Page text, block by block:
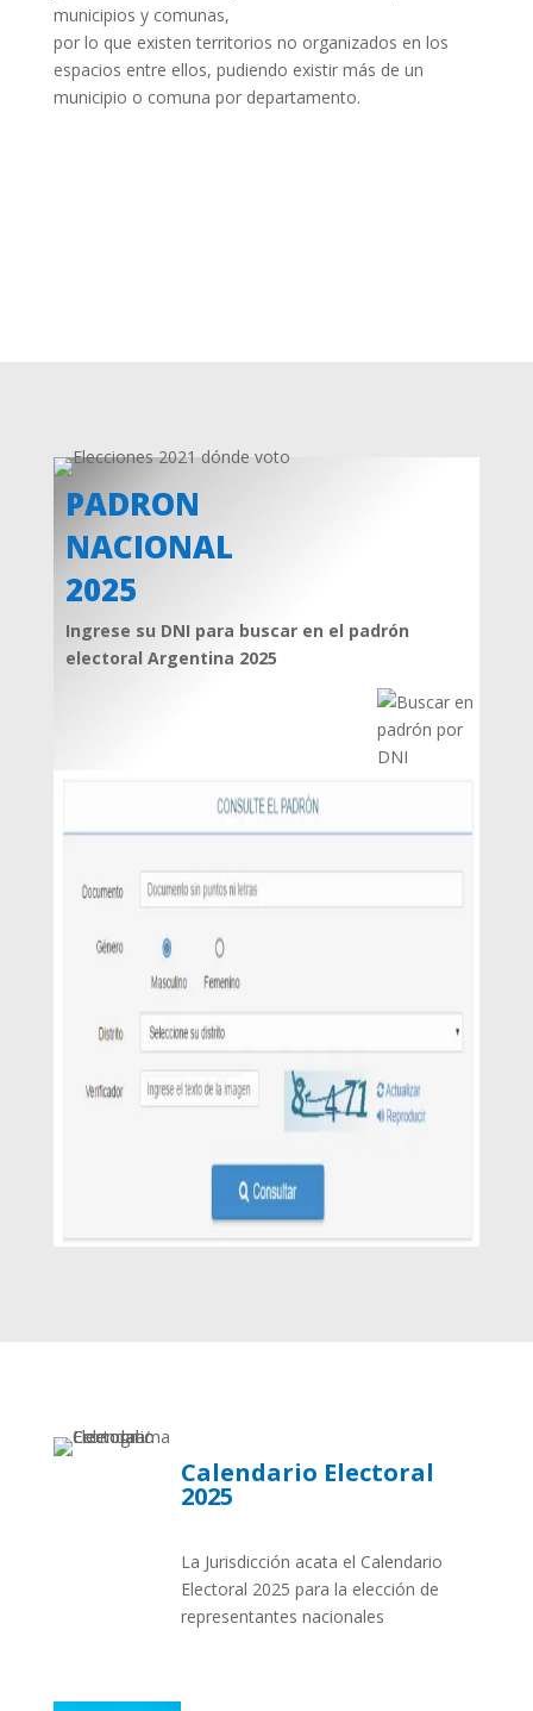
municipios y comunas,
por lo que existen territorios no organizados en los
espacios entre ellos, pudiendo existir más de un
municipio o comuna por departamento.
PADRON
NACIONAL
2025
Ingrese su DNI para buscar en el padrón
electoral Argentina 2025
Calendario Electoral
2025
La Jurisdicción acata el Calendario
Electoral 2025 para la elección de
representantes nacionales